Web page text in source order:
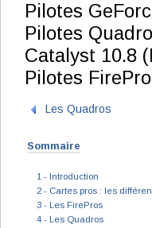
Pilotes
Pilotes
Catalyst 10.8
Pilotes
Les Quadros
Sommaire
1 - Introduction
2 - Cartes pros : les
3 - Les FirePros
4 - Les Quadros